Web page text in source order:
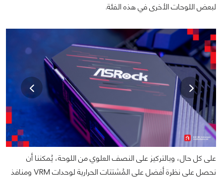
لبعض اللوحات الأخرى في هذه الفئة.
على كل حال، وبالتركيز على النصف العلوي من اللوحة، يُمكننا أن
نحصل على نظرة أفضل على المُشتتات الحرارية لوحدات VRM ومنافذ